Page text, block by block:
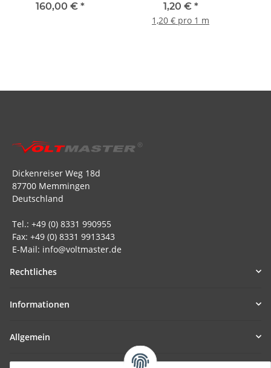
160,00 € *
1,20 € *
1,20 € pro 1 m
Dickenreiser Weg 18d
87700 Memmingen
Deutschland
Tel.: +49 (0) 8331 990955
Fax: +49 (0) 8331 9913343
E-Mail: info@voltmaster.de
Rechtliches
Informationen
Allgemein